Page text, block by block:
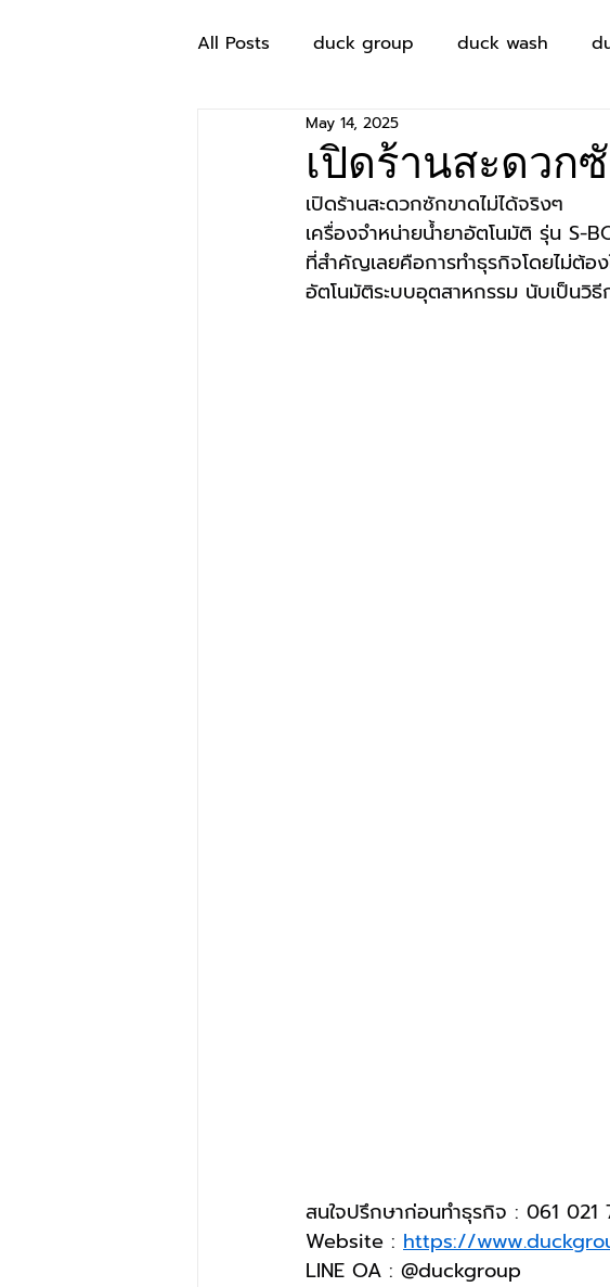
All Posts duck group duck wash
เปิดร้านสะดวก
May 14, 2025
เปิดร้านสะดวกซักขาดไม่ได้จริงๆ
เครื่องจำหน่ายน้ำยาอัตโนมัติ รุ่น S-
ที่สำคัญเลยคือการทำธุรกิจโดยไม่ต้อ
อัตโนมัติระบบอุตสาหกรรม นับเป็นวิ
สนใจปรึกษาก่อนทำธุรกิจ : 061 021
Website : https://
LINE OA : @duckgroup